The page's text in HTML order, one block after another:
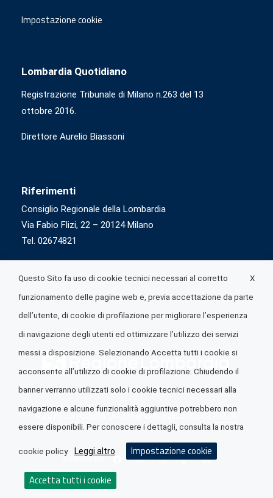
Impostazione cookie
Lombardia Quotidiano
Registrazione Tribunale di Milano n.263 del 13
ottobre 2016.
Direttore Aurelio Biassoni
Riferimenti
Consiglio Regionale della Lombardia
Via Fabio Flizi, 22 – 20124 Milano
Tel. 02674821
© 2026 Lombardia Quotidiano è realizzato daA.R.I.A.
Seguici su
X
Questo Sito fa uso di cookie tecnici necessari al corretto
funzionamento delle pagine web e, previa accettazione da parte
dell’utente, di cookie di profilazione per migliorare l’esperienza
di navigazione degli utenti ed ottimizzare l’utilizzo dei servizi
messi a disposizione. Selezionando Accetta tutti i cookie si
acconsente all’utilizzo di cookie di profilazione. Chiudendo il
banner verranno utilizzati solo i cookie tecnici necessari alla
navigazione e alcune funzionalità aggiuntive potrebbero non
essere disponibili. Per conoscere i dettagli, consulta la nostra
cookie policy Leggi altro Impostazione cookie
Accetta tutti i cookie